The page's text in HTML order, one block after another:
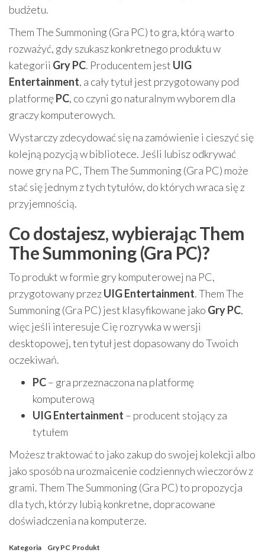
budżetu.
Them The Summoning (Gra PC) to gra, którą warto
rozważyć, gdy szukasz konkretnego produktu w
kategorii Gry PC. Producentem jest UIG
Entertainment, a cały tytuł jest przygotowany pod
platformęPC, co czyni go naturalnym wyborem dla
graczy komputerowych.
Wystarczy zdecydować się na zamówienie i cieszyć się
kolejną pozycją w bibliotece. Jeśli lubisz odkrywać
nowe gry na PC, Them The Summoning (Gra PC) może
stać się jednym z tych tytułów, do których wraca się z
przyjemnością.
Co dostajesz, wybierając Them
The Summoning (Gra PC)?
To produkt w formie gry komputerowej na PC,
przygotowany przezUIG Entertainment. Them The
Summoning (Gra PC) jest klasyfikowane jako Gry PC,
więc jeśli interesuje Cię rozrywka w wersji
desktopowej, ten tytuł jest dopasowany do Twoich
oczekiwań.
PC– gra przeznaczona na platformę
komputerową
UIG Entertainment – producent stojący za
tytułem
Możesz traktować to jako zakup do swojej kolekcji albo
jako sposób na urozmaicenie codziennych wieczorów z
grami. Them The Summoning (Gra PC) to propozycja
dla tych, którzy lubią konkretne, dopracowane
doświadczenia na komputerze.
Kategoria Gry PC Produkt